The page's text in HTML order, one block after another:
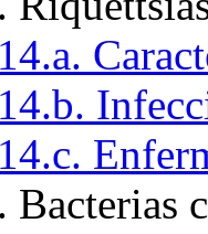
Bacterias